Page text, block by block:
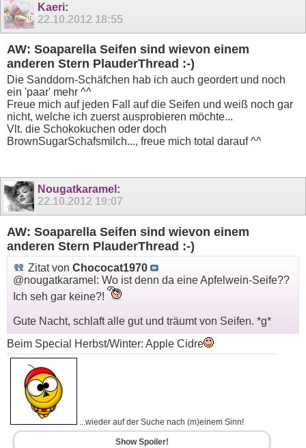
Kaeri:
22.10.2012 18:55
AW: Soaparella Seifen sind wievon einem
anderen Stern PlauderThread :-)
Die Sanddorn-Schäfchen hab ich auch geordert und noch
ein 'paar' mehr ^^
Freue mich auf jeden Fall auf die Seifen und weiß noch gar
nicht, welche ich zuerst ausprobieren möchte...
Vlt. die Schokokuchen oder doch
BrownSugarSchafsmilch..., freue mich total darauf ^^
Nougatkaramel :
22.10.2012 19:07
AW: Soaparella Seifen sind wievon einem
anderen Stern PlauderThread :-)
Zitat von Chococat1970
@nougatkaramel: Wo ist denn da eine Apfelwein-Seife??
Ich seh gar keine?!
Gute Nacht, schlaft alle gut und träumt von Seifen. *g*
Beim Special Herbst/Winter: Apple Cidre
...wieder auf der Suche nach (m)einem Sinn!
Show Spoiler!